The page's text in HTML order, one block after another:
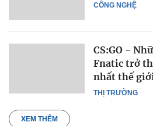
CÔNG NGHỆ
THỊ TRƯỜNG
CS:GO -
Fnatic trở
nhất thế giới
XEM THÊM